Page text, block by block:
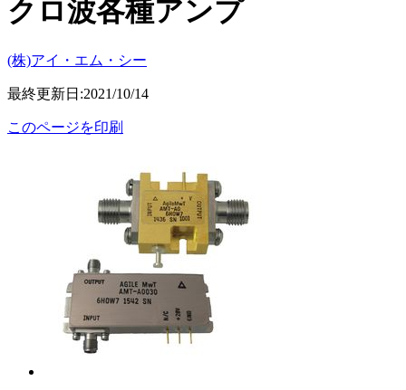
クロ波各種アンプ
(株)アイ・エム・シー
最終更新日:2021/10/14
このページを印刷